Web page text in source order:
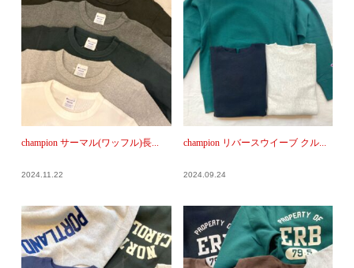
champion サーマル(ワッフル)長...
2024.11.22
champion リバースウイーブ クル...
2024.09.24